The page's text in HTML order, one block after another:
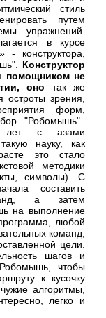
стиль
путем
упражнений.
в курсе
- конструктора,
Конструктор
помощником не
оно так же
зрения,
форм,
"Робомышь"
лет с азами
науку, как
это стало
методики
символы). С
составить
а затем
на выполнение
любой
команд,
цели.
шагов и
чтобы
к кусочку
алгоритмы,
легко и